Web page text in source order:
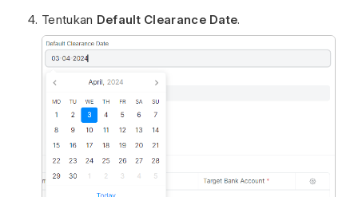
Tentukan Default Clearance Date.